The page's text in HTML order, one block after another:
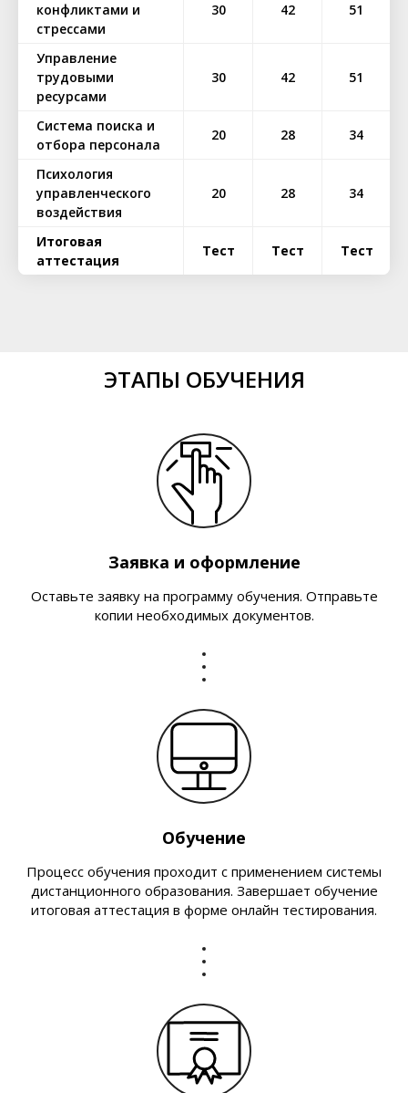
конфликтами и
стрессами
30 42 51
Управление
трудовыми
ресурсами
30 42 51
Система поиска и
отбора персонала
20 28 34
Психология
управленческого
воздействия
20 28 34
Итоговая
аттестация
Тест Тест Тест
ЭТАПЫ ОБУЧЕНИЯ
Заявка и оформление
Оставьте заявку на программу обучения. Отправьте
копии необходимых документов.
Обучение
Процесс обучения проходит с применением системы
дистанционного образования. Завершает обучение
итоговая аттестация в форме онлайн тестирования.